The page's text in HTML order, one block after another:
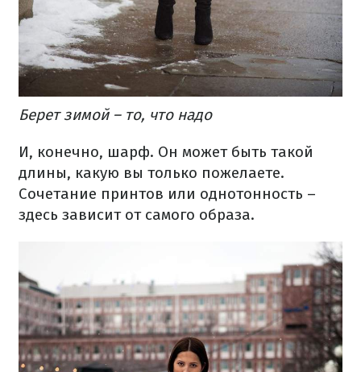
Берет зимой – то, что надо
И, конечно, шарф. Он может быть такой
длины, какую вы только пожелаете.
Сочетание принтов или однотонность –
здесь зависит от самого образа.